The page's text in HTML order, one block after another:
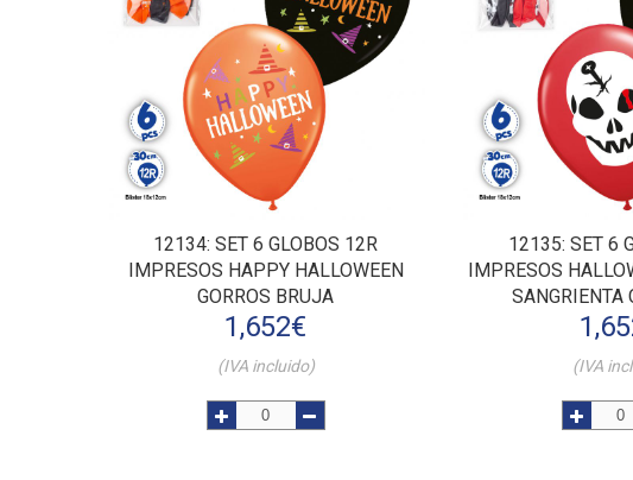
12134: SET 6 GLOBOS 12R
IMPRESOS HAPPY HALLOWEEN
GORROS BRUJA
1,652€
(IVA incluido)
12135: SET 6
IMPRESOS
SANGRIENTA
(IVA